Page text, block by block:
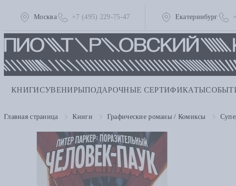
Москва +7 (495) 229-75-47 Екатеринбург
КНИГИСУВЕНИРЫПОДАРОЧНЫЕ СЕРТИФИКАТЫ
Главная страница Книги Графические романы / Комиксы